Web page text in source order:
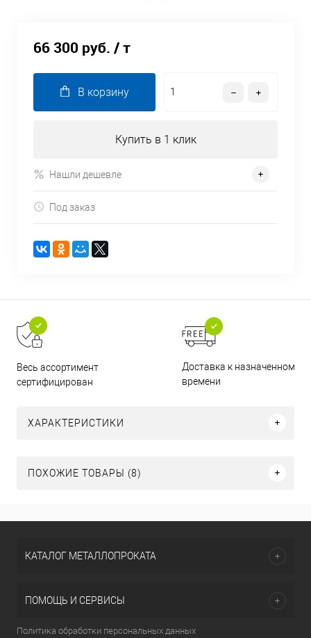
66 300 руб. / т
В корзину
Купить в 1 клик
Нашли дешевле
Под заказ
Весь ассортимент
сертифицирован
Доставка к назначенному
времени
ХАРАКТЕРИСТИКИ
ПОХОЖИЕ ТОВАРЫ (8)
КАТАЛОГ МЕТАЛЛОПРОКАТА
ПОМОЩЬ И СЕРВИСЫ
Политика обработки персональных данных